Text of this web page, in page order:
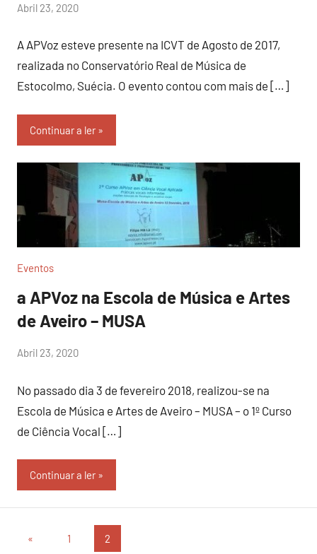
por
Abril 23, 2020
A APVoz esteve presente na ICVT de Agosto de 2017,
realizada no Conservatório Real de Música de
Estocolmo, Suécia. O evento contou com mais de […]
Continuar a ler
Eventos
a APVoz na Escola de Música e Artes
de Aveiro – MUSA
por
Abril 23, 2020
No passado dia 3 de fevereiro 2018, realizou-se na
Escola de Música e Artes de Aveiro – MUSA – o 1º Curso
de Ciência Vocal […]
Continuar a ler
Paginação
« 1 2